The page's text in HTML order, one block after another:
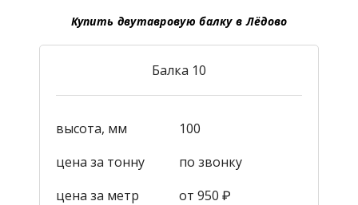
Купить двутавровую балку в Лёдово
Балка 10
высота, мм
100
цена за тонну
по звонку
цена за метр
от 950 ₽